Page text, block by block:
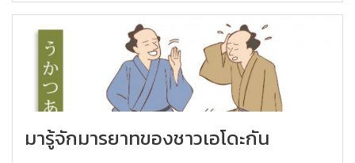
มารู้จักมารยาทของชาวเอโดะกัน